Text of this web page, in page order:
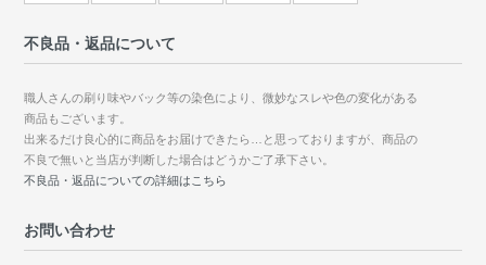
不良品・返品について
職人さんの刷り味やバック等の染色により、微妙なスレや色の変化がある
商品もございます。
出来るだけ良心的に商品をお届けできたら…と思っておりますが、商品の
不良で無いと当店が判断した場合はどうかご了承下さい。
不良品・返品についての詳細はこちら
お問い合わせ